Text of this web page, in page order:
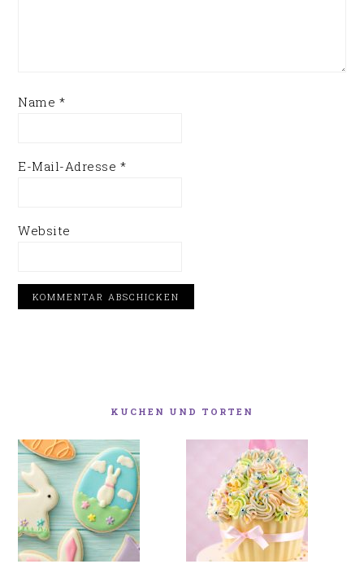
Name *
E-Mail-Adresse *
Website
KUCHEN UND TORTEN